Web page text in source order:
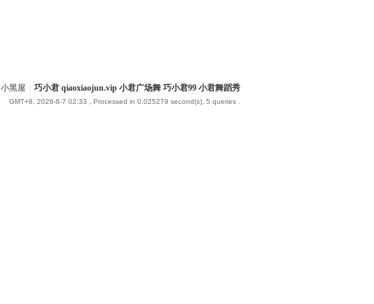
小黑屋 巧小君 qiaoxiaojun.vip 小君广场舞 巧小君99 小君舞蹈秀
GMT+8, 2026-8-7 02:33 , Processed in 0.025279 second(s), 5 queries .